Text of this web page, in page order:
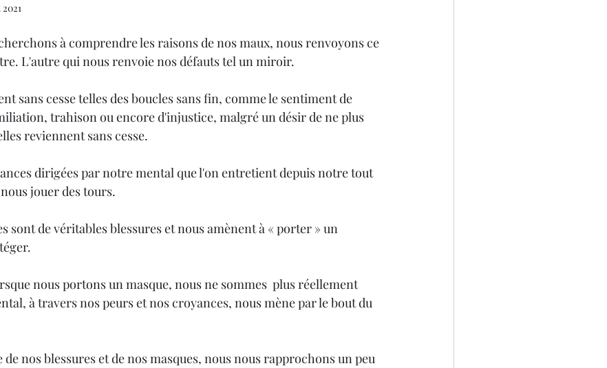
à comprendre les raisons de nos maux, nous renvoyons ce
L'autre qui nous renvoie nos défauts tel un miroir.
sans cesse telles des boucles sans fin, comme le sentiment de
trahison ou encore d'injustice, malgré un désir de ne plus
reviennent sans cesse.
dirigées par notre mental que l'on entretient depuis notre tout
jouer des tours.
sont de véritables blessures et nous amènent à « porter » un
nous portons un masque, nous ne sommes  plus réellement
à travers nos peurs et nos croyances, nous mène par le bout du
nos blessures et de nos masques, nous nous rapprochons un peu